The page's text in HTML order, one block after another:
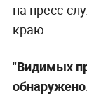
на пресс-
краю.
"Видимых